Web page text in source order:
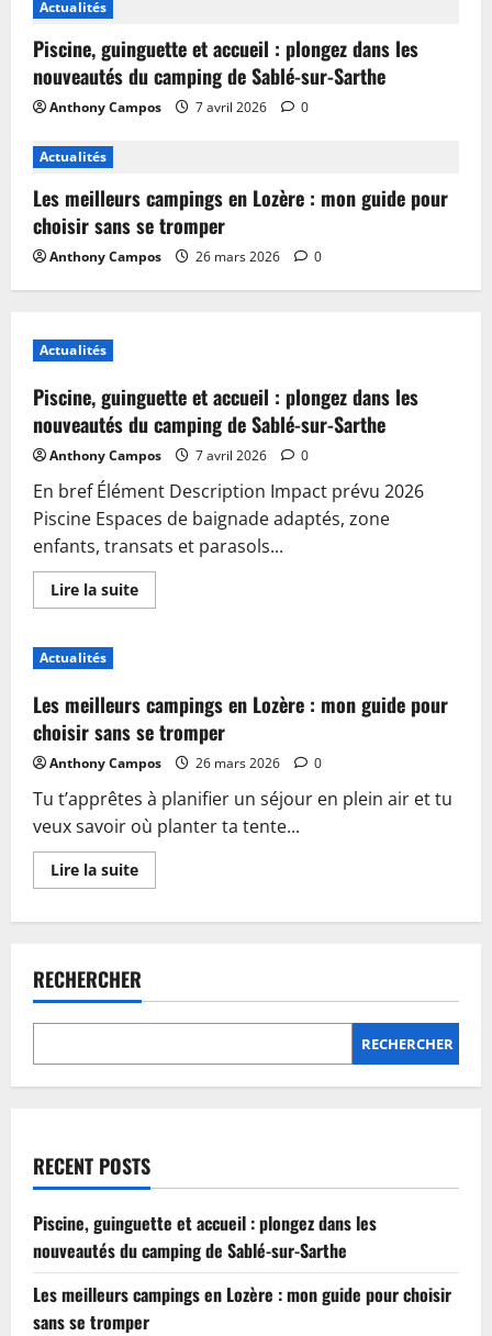
Actualités
Piscine, guinguette et accueil : plongez dans les
nouveautés du camping de Sablé-sur-Sarthe
Anthony Campos 7 avril 2026 0
Actualités
Les meilleurs campings en Lozère : mon guide pour
choisir sans se tromper
Anthony Campos 26 mars 2026 0
Actualités
Piscine, guinguette et accueil : plongez dans les
nouveautés du camping de Sablé-sur-Sarthe
Anthony Campos 7 avril 2026 0
En bref Élément Description Impact prévu 2026
Piscine Espaces de baignade adaptés, zone
enfants, transats et parasols...
Lire la suiteEn
savoir
accueil
:
plongez
dans
les
nouveautés
du
camping
de
Sablé-
sur-
Sarthe
Actualités
Les meilleurs campings en Lozère : mon guide pour
choisir sans se tromper
Anthony Campos 26 mars 2026 0
Tu t’apprêtes à planifier un séjour en plein air et tu
veux savoir où planter ta tente...
Lire la suiteEn
savoir
en
Lozère
:
mon
choisir
sans
RECHERCHER
RECHERCHER
RECENT POSTS
Piscine, guinguette et accueil : plongez dans les
nouveautés du camping de Sablé-sur-Sarthe
Les meilleurs campings en Lozère : mon guide pour choisir
sans se tromper